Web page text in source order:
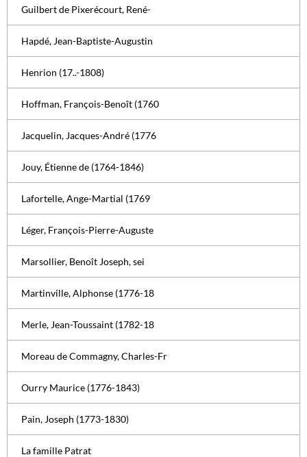
Guilbert de Pixerécourt, René-
Hapdé, Jean-Baptiste-Augustin
Henrion (17..-1808)
Hoffman, François-Benoît (1760
Jacquelin, Jacques-André (1776
Jouy, Étienne de (1764-1846)
Lafortelle, Ange-Martial (1769
Léger, François-Pierre-Auguste
Marsollier, Benoît Joseph, sei
Martinville, Alphonse (1776-18
Merle, Jean-Toussaint (1782-18
Moreau de Commagny, Charles-Fr
Ourry Maurice (1776-1843)
Pain, Joseph (1773-1830)
La famille Patrat